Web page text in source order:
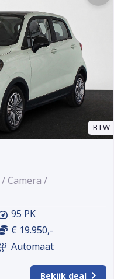
BTW
/ Camera /
95 PK
€ 19.950,-
Automaat
Bekijk deal